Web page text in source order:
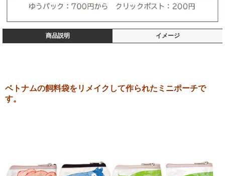
商品説明 イメージ
ベトナムの飼料袋をリメイクして作られたミニポーチで
す。